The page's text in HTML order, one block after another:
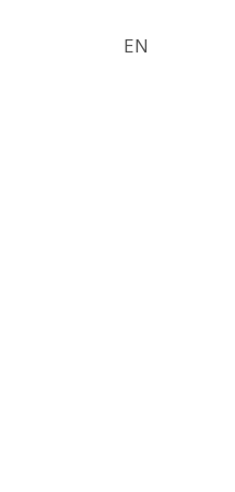
CS
EN